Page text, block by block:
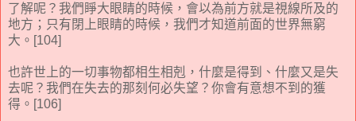
了解呢？我們睜大眼睛的時候，會以為前方就是視線所及的
地方；只有閉上眼睛的時候，我們才知道前面的世界無窮
大。[104]
也許世上的一切事物都相生相剋，什麼是得到、什麼又是失
去呢？我們在失去的那刻何必失望？你會有意想不到的獲
得。[106]